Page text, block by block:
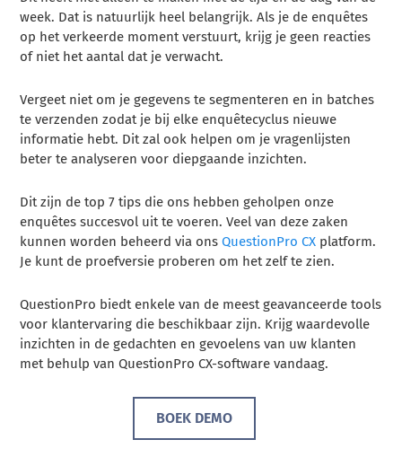
week. Dat is natuurlijk heel belangrijk. Als je de enquêtes
op het verkeerde moment verstuurt, krijg je geen reacties
of niet het aantal dat je verwacht.
Vergeet niet om je gegevens te segmenteren en in batches
te verzenden zodat je bij elke enquêtecyclus nieuwe
informatie hebt. Dit zal ook helpen om je vragenlijsten
beter te analyseren voor diepgaande inzichten.
Dit zijn de top 7 tips die ons hebben geholpen onze
enquêtes succesvol uit te voeren. Veel van deze zaken
kunnen worden beheerd via onsQuestionPro CX platform.
Je kunt de proefversie proberen om het zelf te zien.
QuestionPro biedt enkele van de meest geavanceerde tools
voor klantervaring die beschikbaar zijn. Krijg waardevolle
inzichten in de gedachten en gevoelens van uw klanten
met behulp van QuestionPro CX-software vandaag.
BOEK DEMO